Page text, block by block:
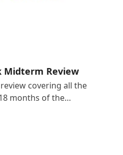
Midterm Review
covering all the
months of the…